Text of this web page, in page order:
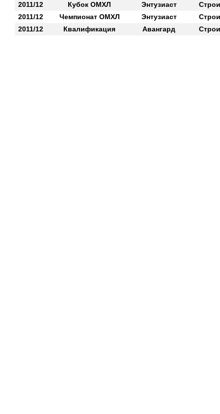
2011/12
Кубок ОМХЛ Энтузиаст
2011/12
Чемпионат ОМХЛ Энтузиаст
2011/12
Квалификация Авангард